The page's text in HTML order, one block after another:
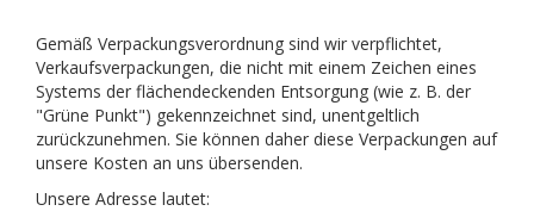
Gemäß Verpackungsverordnung sind wir verpflichtet,
Verkaufsverpackungen, die nicht mit einem Zeichen eines
Systems der flächendeckenden Entsorgung (wie z. B. der
"Grüne Punkt") gekennzeichnet sind, unentgeltlich
zurückzunehmen. Sie können daher diese Verpackungen auf
unsere Kosten an uns übersenden.
Unsere Adresse lautet: